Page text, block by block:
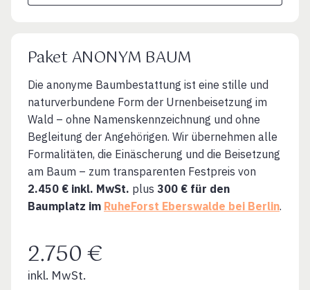
Paket ANONYM BAUM
Die anonyme Baumbestattung ist eine stille und
naturverbundene Form der Urnenbeisetzung im
Wald – ohne Namenskennzeichnung und ohne
Begleitung der Angehörigen. Wir übernehmen alle
Formalitäten, die Einäscherung und die Beisetzung
am Baum – zum transparenten Festpreis von
2.450 € inkl. MwSt. plus 300 € für den
Baumplatz im RuheForst Eberswalde bei Berlin.
2.750 €
inkl. MwSt.